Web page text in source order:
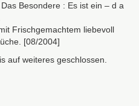
Besondere : Es ist ein – d a
Frischgemachtem liebevoll
[08/2004]
auf weiteres geschlossen.